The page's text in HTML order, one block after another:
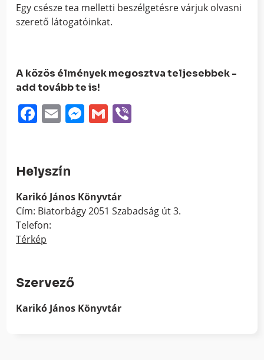
Egy csésze tea melletti beszélgetésre várjuk olvasni
szerető látogatóinkat.
A közös élmények megosztva teljesebbek -
add tovább te is!
Facebook
EmailMessenger
Gmail
Helyszín
Karikó János Könyvtár
Cím: Biatorbágy 2051 Szabadság út 3.
Telefon:
Térkép
Szervező
Karikó János Könyvtár